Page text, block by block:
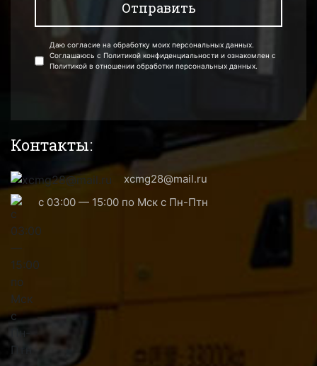
Даю согласие на обработку моих персональных данных.
Соглашаюсь с Политикой конфиденциальности и ознакомлен с
Политикой в отношении обработки персональных данных.
Контакты:
xcmg28@mail.ru
с 03:00 — 15:00 по Мск с Пн-Птн